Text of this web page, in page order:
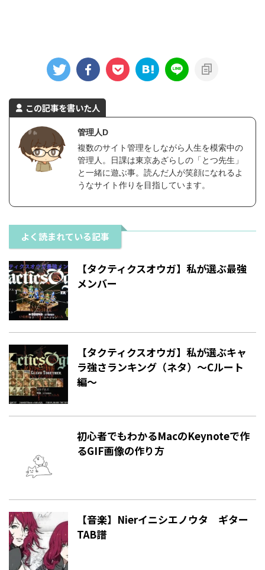
この記事を書いた人
管理人D
複数のサイト管理をしながら人生を模索中の
管理人。日課は東京あざらしの「とつ先生」
と一緒に遊ぶ事。読んだ人が笑顔になれるよ
うなサイト作りを目指しています。
よく読まれている記事
【タクティクスオウガ】私が選ぶ最強
メンバー
【タクティクスオウガ】私が選ぶキャ
ラ強さランキング（ネタ）〜Cルート
編〜
初心者でもわかるMacのKeynoteで作
るGIF画像の作り方
【音楽】Nierイニシエノウタ ギター
TAB譜